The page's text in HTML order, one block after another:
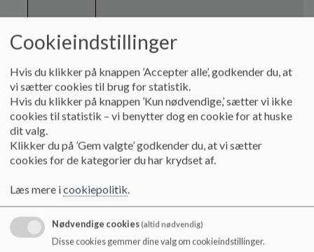
Arbejdsgruppen, der arbejder med værdi-
og ordensregler tilpasser det nuværende
udkast. Julie er tovholder. Efterfølgende
skal værdi- og ordensregelsættet forbi
elevrådet og personalet til kommentering.
PAUSE OG SANDWICH (kl. 18:00-18:20)
Cookieindstillinger
Hvis du klikker på knappen ’Accepter alle’, godkender du, at
vi sætter cookies til brug for statistik.
Hvis du klikker på knappen ’Kun nødvendige,’ sætter vi ikke
cookies til statistik – vi benytter dog en cookie for at huske
dit valg.
Klikker du på ’Gem valgte’ godkender du, at vi sætter
cookies for de kategorier du har krydset af.
Læs mere icookiepolitik.
Nødvendige cookies(altid nødvendig)
Disse cookies gemmer dine valg om cookieindstillinger.